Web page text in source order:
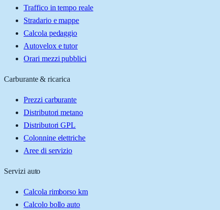
Traffico in tempo reale
Stradario e mappe
Calcola pedaggio
Autovelox e tutor
Orari mezzi pubblici
Carburante & ricarica
Prezzi carburante
Distributori metano
Distributori GPL
Colonnine elettriche
Aree di servizio
Servizi auto
Calcola rimborso km
Calcolo bollo auto